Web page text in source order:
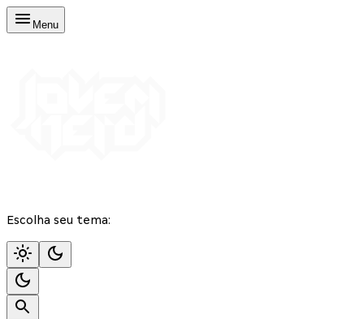
Menu
Escolha seu tema: